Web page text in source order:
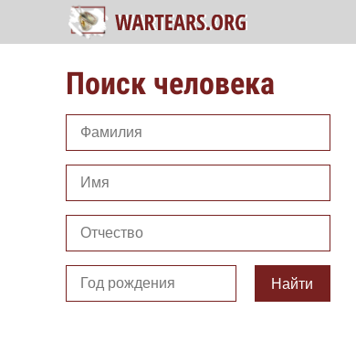
Поиск человека
Найти